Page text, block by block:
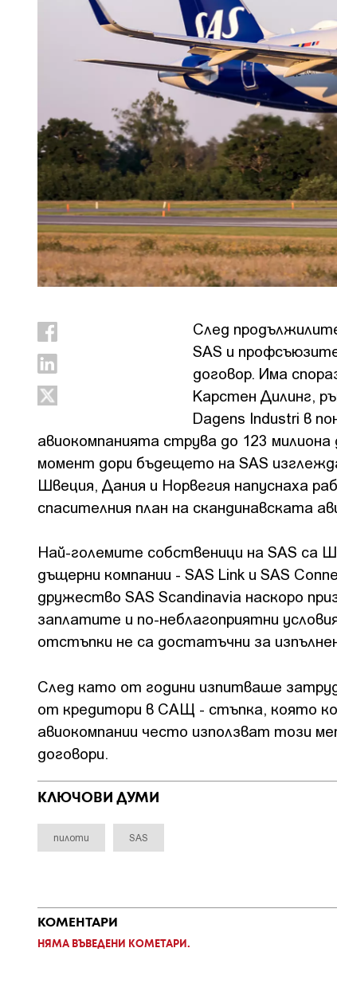
След
SAS и
договор. Има
Карстен Дилинг,
Dagens Industri в
авиокомпанията струва до 123
момент дори бъдещето на SAS
Швеция, Дания и Норвегия напуснаха
спасителния план на скандинавската
Най-големите собственици на SAS са
дъщерни компании - SAS Link и SAS
дружество SAS Scandinavia наскоро
заплатите и по-неблагоприятни
отстъпки не са достатъчни за
След като от години изпитваше
от кредитори в САЩ - стъпка, която
авиокомпании често използват този
договори.
КЛЮЧОВИ ДУМИ
пилоти SAS
КОМЕНТАРИ
НЯМА ВЪВЕДЕНИ КОМЕТАРИ.